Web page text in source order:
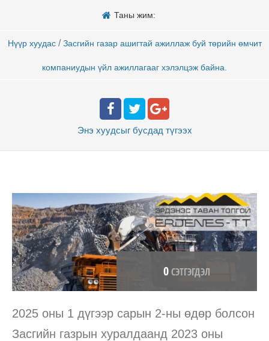
Таны жим:
Нүүр хуудас / Засгийн газар ашигтай ажиллаж буй төрийн өмчит
компаниудын үйл ажиллагааг хэлэлцэж байна.
Энэ хуудсыг бусдад түгээх
0СЭТГЭГДЭЛ
2025 оны 1 дүгээр сарын 2-ны өдөр болсон
Засгийн газрын хуралдаанд 2023 оны